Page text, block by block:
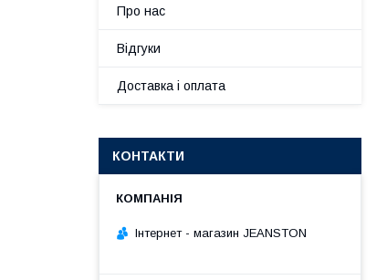
Про нас
Відгуки
Доставка і оплата
КОНТАКТИ
Інтернет - магазин JEANSTON